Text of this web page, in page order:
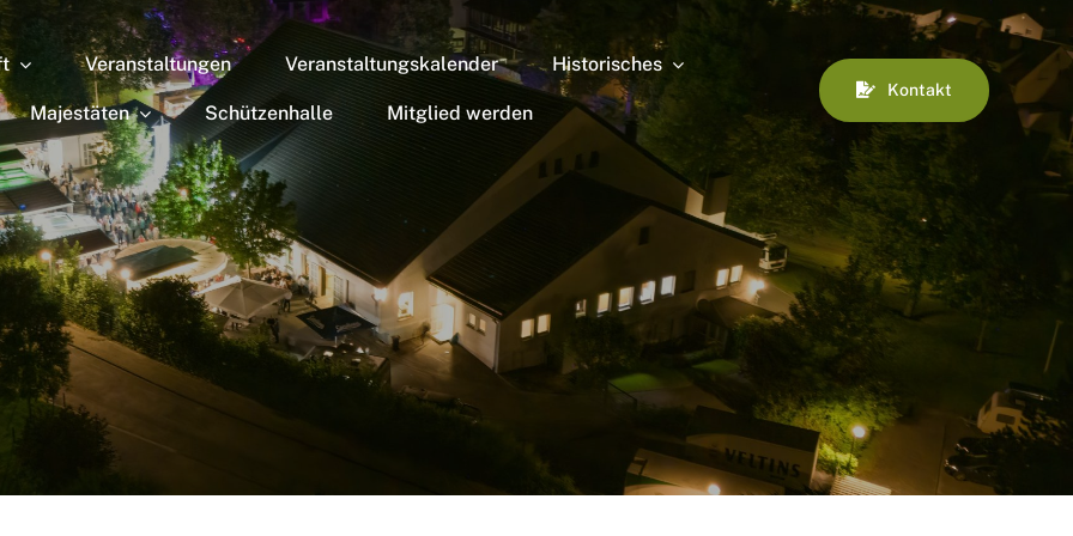
Veranstaltungen Veranstaltungskalender Historisches
Majestäten Schützenhalle Mitglied werden
Kontakt